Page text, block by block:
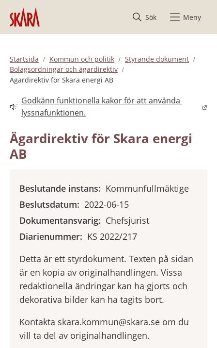
Hoppa till innehåll
Sök
Meny
Startsida Kommun och politik
Styrande dokument
Bolagsordningar och ägardirektiv
Ägardirektiv för Skara energi AB
Godkänn funktionella kakor för att använda
lyssnafunktionen.
Länk till annan webbplats.
Ägardirektiv för Skara energi
AB
Beslutande instans: Kommunfullmäktige
Beslutsdatum: 2022-06-15
Dokumentansvarig: Chefsjurist
Diarienummer: KS 2022/217
Detta är ett styrdokument. Texten på sidan
är en kopia av originalhandlingen. Vissa
redaktionella ändringar kan ha gjorts och
dekorativa bilder kan ha tagits bort.
Kontakta skara.kommun@skara.se om du
vill ta del av originalhandlingen.